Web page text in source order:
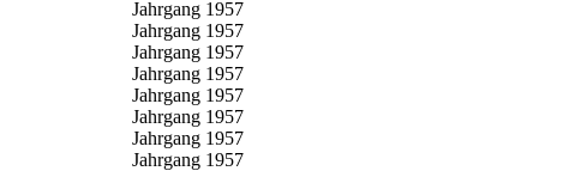
Jahrgang 1957
Jahrgang 1957
Jahrgang 1957
Jahrgang 1957
Jahrgang 1957
Jahrgang 1957
Jahrgang 1957
Jahrgang 1957